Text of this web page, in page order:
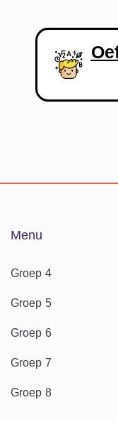
Menu
Groep 4
Groep 5
Groep 6
Groep 7
Groep 8